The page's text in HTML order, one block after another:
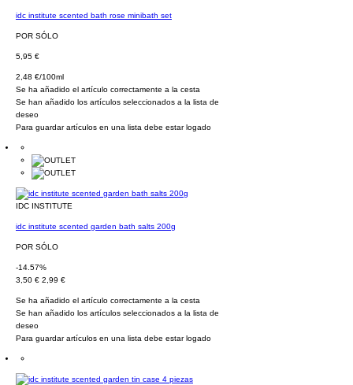
idc institute scented bath rose minibath set
POR SÓLO
5,95 €
2,48 €/100ml
Se ha añadido el artículo correctamente a la cesta
Se han añadido los artículos seleccionados a la lista de
deseo
Para guardar artículos en una lista debe estar logado
IDC INSTITUTE
idc institute scented garden bath salts 200g
POR SÓLO
-14.57%
3,50 € 2,99 €
Se ha añadido el artículo correctamente a la cesta
Se han añadido los artículos seleccionados a la lista de
deseo
Para guardar artículos en una lista debe estar logado